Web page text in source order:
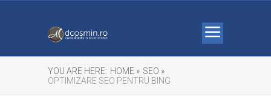
YOU ARE HERE: HOME » SEO »
OPTIMIZARE SEO PENTRU BING